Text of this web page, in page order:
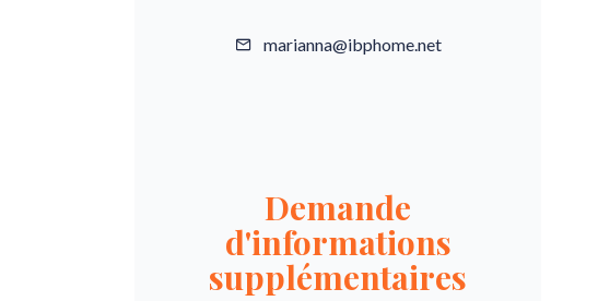
marianna@ibphome.net
Demande
d'informations
supplémentaires